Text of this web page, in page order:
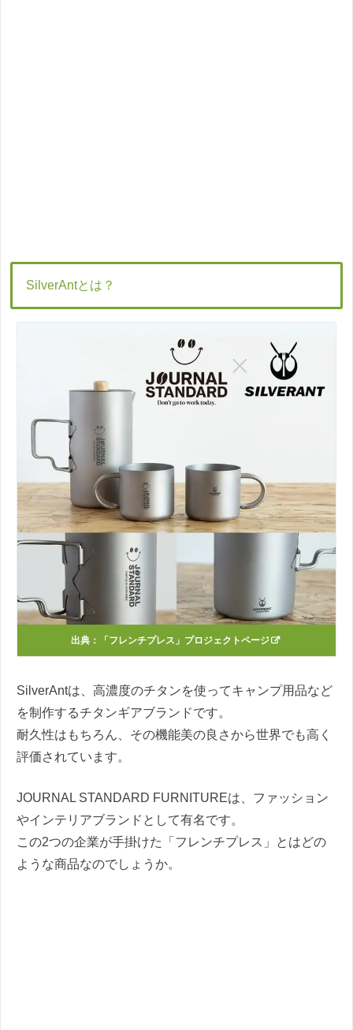
SilverAntとは？
出典： 「フレンチプレス」プロジェクトページ
SilverAntは、高濃度のチタンを使ってキャンプ用品など
を制作するチタンギアブランドです。
耐久性はもちろん、その機能美の良さから世界でも高く
評価されています。
JOURNAL STANDARD FURNITUREは、ファッション
やインテリアブランドとして有名です。
この2つの企業が手掛けた「フレンチプレス」とはどの
ような商品なのでしょうか。